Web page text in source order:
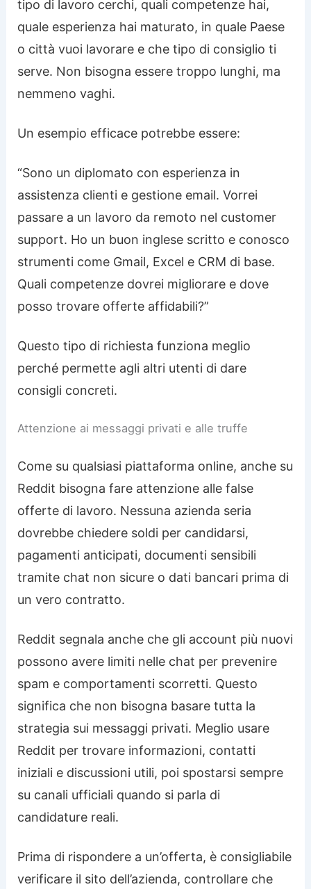
tipo di lavoro cerchi, quali competenze hai,
quale esperienza hai maturato, in quale Paese
o città vuoi lavorare e che tipo di consiglio ti
serve. Non bisogna essere troppo lunghi, ma
nemmeno vaghi.
Un esempio efficace potrebbe essere:
“Sono un diplomato con esperienza in
assistenza clienti e gestione email. Vorrei
passare a un lavoro da remoto nel customer
support. Ho un buon inglese scritto e conosco
strumenti come Gmail, Excel e CRM di base.
Quali competenze dovrei migliorare e dove
posso trovare offerte affidabili?”
Questo tipo di richiesta funziona meglio
perché permette agli altri utenti di dare
consigli concreti.
Attenzione ai messaggi privati e alle truffe
Come su qualsiasi piattaforma online, anche su
Reddit bisogna fare attenzione alle false
offerte di lavoro. Nessuna azienda seria
dovrebbe chiedere soldi per candidarsi,
pagamenti anticipati, documenti sensibili
tramite chat non sicure o dati bancari prima di
un vero contratto.
Reddit segnala anche che gli account più nuovi
possono avere limiti nelle chat per prevenire
spam e comportamenti scorretti. Questo
significa che non bisogna basare tutta la
strategia sui messaggi privati. Meglio usare
Reddit per trovare informazioni, contatti
iniziali e discussioni utili, poi spostarsi sempre
su canali ufficiali quando si parla di
candidature reali.
Prima di rispondere a un’offerta, è consigliabile
verificare il sito dell’azienda, controllare che